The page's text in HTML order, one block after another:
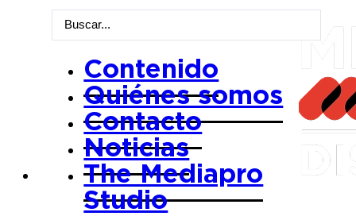
Search
Contenido
Quiénes somos
Contacto
Noticias
The Mediapro
Studio
Cine
Radical